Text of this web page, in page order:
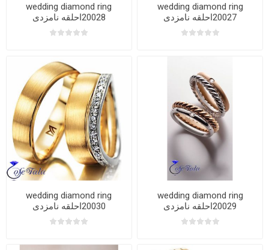
wedding diamond ring
20027احلقه نامزدی
wedding diamond ring
20028احلقه نامزدی
wedding diamond ring
20029احلقه نامزدی
wedding diamond ring
20030احلقه نامزدی